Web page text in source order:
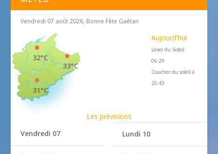
Vendredi 07 août 2026, Bonne Fête Gaétan
33°C
32°C
31°C
Aujourd'hui
Lever du Soleil
06:29
Coucher du soleil à
20:43
Les prévisions
Vendredi 07
Lundi 10